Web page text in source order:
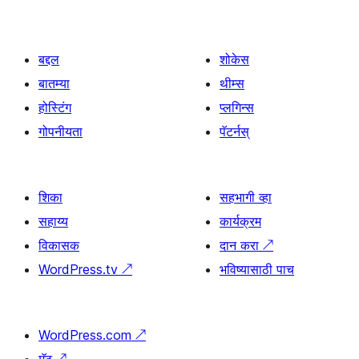
बद्दल
बातम्या
होस्टिंग
गोपनीयता
शोकेस
थीम्स
प्लगिन्स
पॅटर्नस्
शिका
सहाय्य
विकासक
WordPress.tv ↗
सहभागी व्हा
कार्यक्रम
दान करा ↗
भविष्यासाठी पाच
WordPress.com ↗